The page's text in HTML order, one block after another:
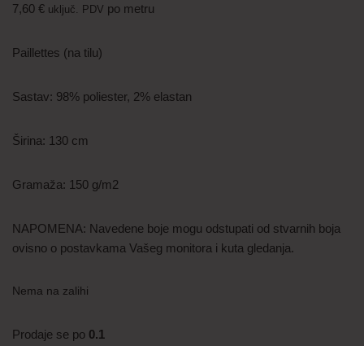
7,60 € uključ. PDV po metru
Paillettes (na tilu)
Sastav: 98% poliester, 2% elastan
Širina: 130 cm
Gramaža: 150 g/m2
NAPOMENA: Navedene boje mogu odstupati od stvarnih boja
ovisno o postavkama Vašeg monitora i kuta gledanja.
Nema na zalihi
Prodaje se po 0.1